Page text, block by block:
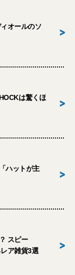
オールのソ
>
は驚くほ
>
ハットが主
>
スピー
ア雑貨3選
>